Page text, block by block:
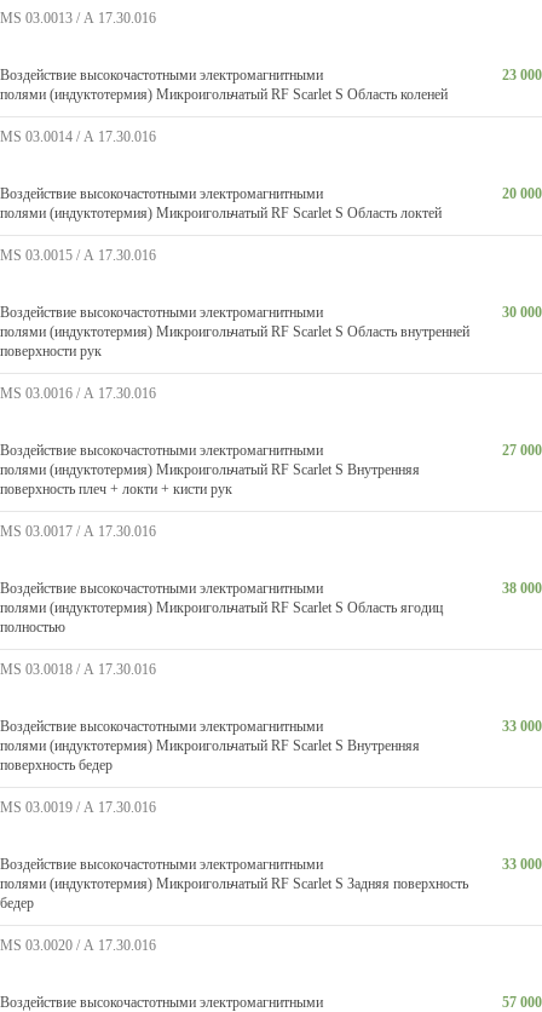
MS 03.0013 / А 17.30.016
Воздействие высокочастотными электромагнитными
полями (индуктотермия) Микроигольчатый RF Scarlet S Область коленей
23 000
MS 03.0014 / А 17.30.016
Воздействие высокочастотными электромагнитными
полями (индуктотермия) Микроигольчатый RF Scarlet S Область локтей
20 000
MS 03.0015 / А 17.30.016
Воздействие высокочастотными электромагнитными
полями (индуктотермия) Микроигольчатый RF Scarlet S Область внутренней
поверхности рук
30 000
MS 03.0016 / А 17.30.016
Воздействие высокочастотными электромагнитными
полями (индуктотермия) Микроигольчатый RF Scarlet S Внутренняя
поверхность плеч + локти + кисти рук
27 000
MS 03.0017 / А 17.30.016
Воздействие высокочастотными электромагнитными
полями (индуктотермия) Микроигольчатый RF Scarlet S Область ягодиц
полностью
38 000
MS 03.0018 / А 17.30.016
Воздействие высокочастотными электромагнитными
полями (индуктотермия) Микроигольчатый RF Scarlet S Внутренняя
поверхность бедер
33 000
MS 03.0019 / А 17.30.016
Воздействие высокочастотными электромагнитными
полями (индуктотермия) Микроигольчатый RF Scarlet S Задняя поверхность
бедер
33 000
MS 03.0020 / А 17.30.016
Воздействие высокочастотными электромагнитными
57 000